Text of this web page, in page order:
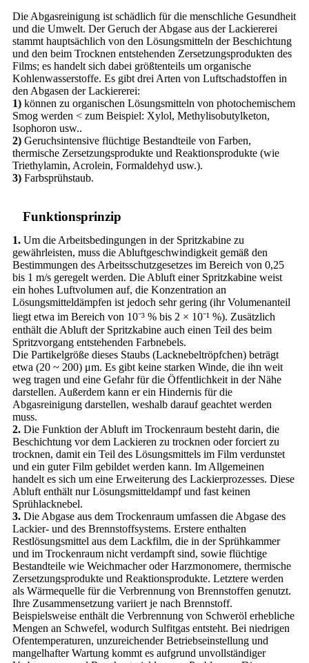
Die Abgasreinigung ist schädlich für die menschliche Gesundheit
und die Umwelt. Der Geruch der Abgase aus der Lackiererei
stammt hauptsächlich von den Lösungsmitteln der Beschichtung
und den beim Trocknen entstehenden Zersetzungsprodukten des
Films; es handelt sich dabei größtenteils um organische
Kohlenwasserstoffe. Es gibt drei Arten von Luftschadstoffen in
den Abgasen der Lackiererei:
1) können zu organischen Lösungsmitteln von photochemischem
Smog werden < zum Beispiel: Xylol, Methylisobutylketon,
Isophoron usw..
2) Geruchsintensive flüchtige Bestandteile von Farben,
thermische Zersetzungsprodukte und Reaktionsprodukte (wie
Triethylamin, Acrolein, Formaldehyd usw.).
3) Farbsprühstaub.
Funktionsprinzip
1. Um die Arbeitsbedingungen in der Spritzkabine zu
gewährleisten, muss die Abluftgeschwindigkeit gemäß den
Bestimmungen des Arbeitsschutzgesetzes im Bereich von 0,25
bis 1 m/s geregelt werden. Die Abluft einer Spritzkabine weist
ein hohes Luftvolumen auf, die Konzentration an
Lösungsmitteldämpfen ist jedoch sehr gering (ihr Volumenanteil
liegt etwa im Bereich von 10⁻³ % bis 2 × 10⁻¹ %). Zusätzlich
enthält die Abluft der Spritzkabine auch einen Teil des beim
Spritzvorgang entstehenden Farbnebels.
Die Partikelgröße dieses Staubs (Lacknebeltröpfchen) beträgt
etwa (20 ~ 200) μm. Es gibt keine starken Winde, die ihn weit
weg tragen und eine Gefahr für die Öffentlichkeit in der Nähe
darstellen. Außerdem kann er ein Hindernis für die
Abgasreinigung darstellen, weshalb darauf geachtet werden
muss.
2. Die Funktion der Abluft im Trockenraum besteht darin, die
Beschichtung vor dem Lackieren zu trocknen oder forciert zu
trocknen, damit ein Teil des Lösungsmittels im Film verdunstet
und ein guter Film gebildet werden kann. Im Allgemeinen
handelt es sich um eine Erweiterung des Lackierprozesses. Diese
Abluft enthält nur Lösungsmitteldampf und fast keinen
Sprühlacknebel.
3. Die Abgase aus dem Trockenraum umfassen die Abgase des
Lackier- und des Brennstoffsystems. Erstere enthalten
Restlösungsmittel aus dem Lackfilm, die in der Sprühkammer
und im Trockenraum nicht verdampft sind, sowie flüchtige
Bestandteile wie Weichmacher oder Harzmonomere, thermische
Zersetzungsprodukte und Reaktionsprodukte. Letztere werden
als Wärmequelle für die Verbrennung von Brennstoffen genutzt.
Ihre Zusammensetzung variiert je nach Brennstoff.
Beispielsweise enthält die Verbrennung von Schweröl erhebliche
Mengen an Schwefel, wodurch Sulfitgas entsteht. Bei niedrigen
Ofentemperaturen, unzureichender Betriebseinstellung und
mangelhafter Wartung kommt es aufgrund unvollständiger